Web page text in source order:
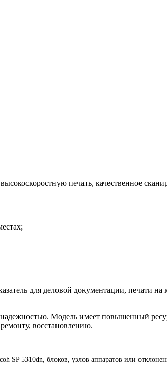
печать, качественное
для деловой документации, печати на
Модель имеет повышенный
восстановлению.
SP 5310dn, блоков, узлов аппаратов или